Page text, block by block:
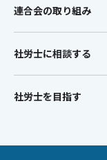
連合会の取り組み
社労士に相談する
社労士を目指す